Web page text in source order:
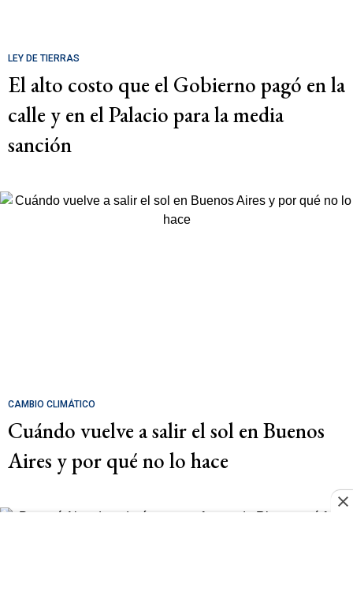
LEY DE TIERRAS
El alto costo que el Gobierno pagó en la
calle y en el Palacio para la media
sanción
CAMBIO CLIMÁTICO
Cuándo vuelve a salir el sol en Buenos
Aires y por qué no lo hace